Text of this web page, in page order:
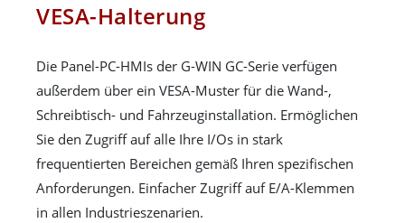
VESA-Halterung
Die Panel-PC-HMIs der G-WIN GC-Serie verfügen
außerdem über ein VESA-Muster für die Wand-,
Schreibtisch- und Fahrzeuginstallation. Ermöglichen
Sie den Zugriff auf alle Ihre I/Os in stark
frequentierten Bereichen gemäß Ihren spezifischen
Anforderungen. Einfacher Zugriff auf E/A-Klemmen
in allen Industrieszenarien.